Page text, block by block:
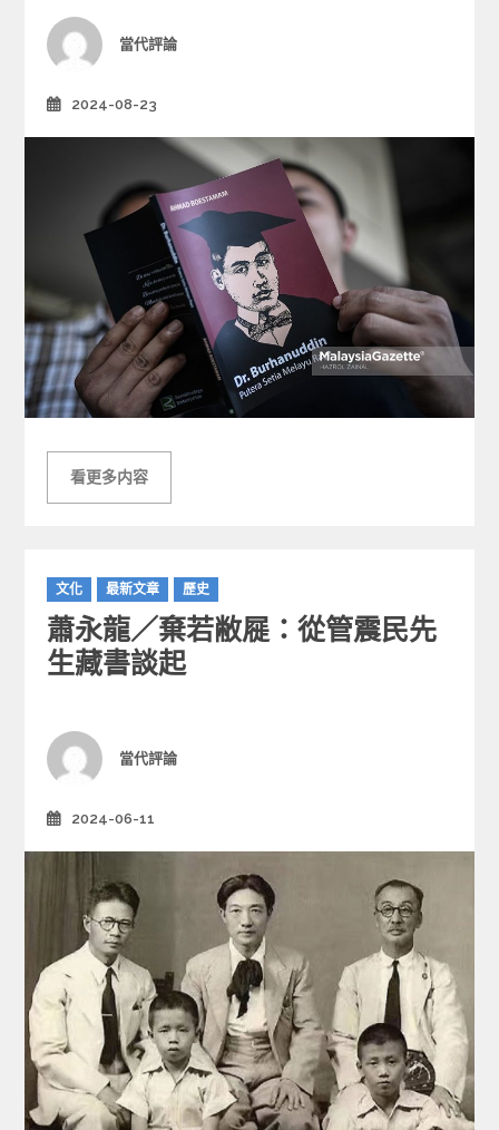
i
e
Author
當代評論
2024-08-23
看更多内容
C
a
t
e
g
i
e
文化 最新文章 歷史
蕭永龍／棄若敝屣：從管震民先
生藏書談起
Author
當代評論
2024-06-11